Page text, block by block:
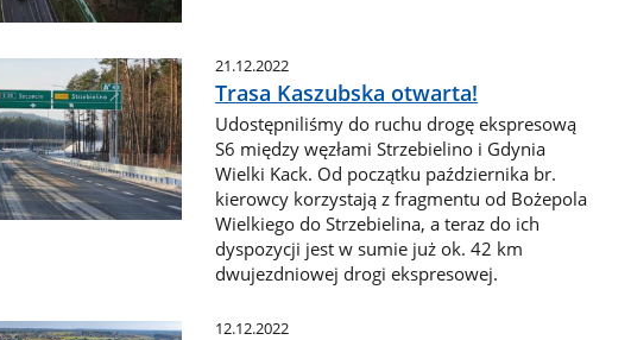
21.12.2022
Trasa Kaszubska otwarta!
Udostępniliśmy do ruchu drogę ekspresową
S6 między węzłami Strzebielino i Gdynia
Wielki Kack. Od początku października br.
kierowcy korzystają z fragmentu od Bożepola
Wielkiego do Strzebielina, a teraz do ich
dyspozycji jest w sumie już ok. 42 km
dwujezdniowej drogi ekspresowej.
12.12.2022